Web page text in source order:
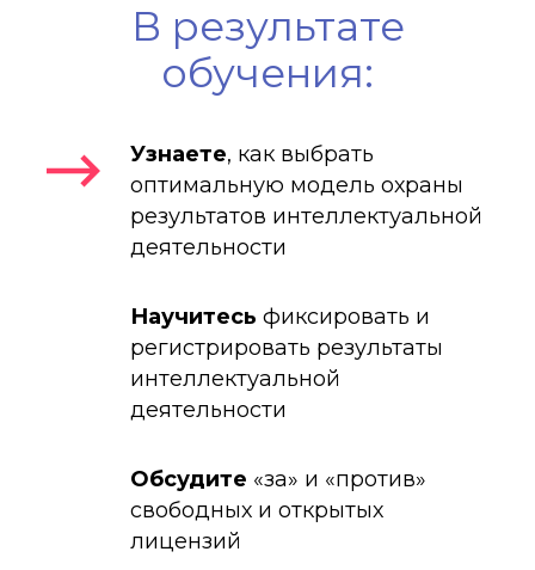
В результате
обучения:
Узнаете, как выбрать
оптимальную модель охраны
результатов интеллектуальной
деятельности
Научитесь фиксировать и
регистрировать результаты
интеллектуальной
деятельности
Обсудите «за» и «против»
свободных и открытых
лицензий